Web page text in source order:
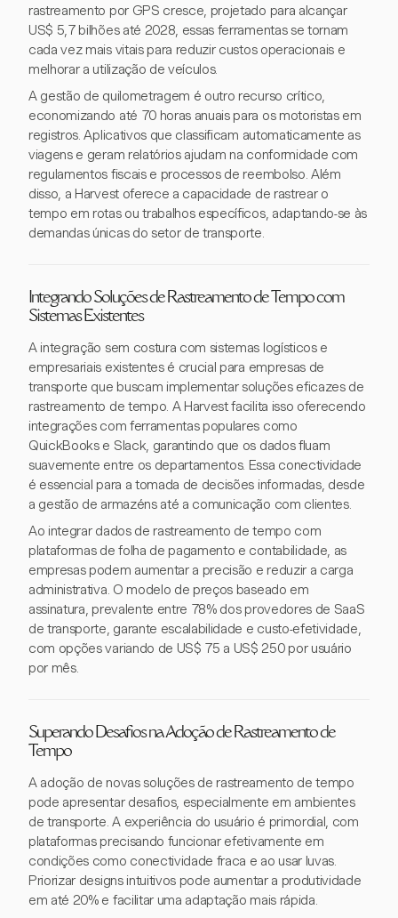
rastreamento por GPS cresce, projetado para alcançar
US$ 5,7 bilhões até 2028, essas ferramentas se tornam
cada vez mais vitais para reduzir custos operacionais e
melhorar a utilização de veículos.
A gestão de quilometragem é outro recurso crítico,
economizando até 70 horas anuais para os motoristas em
registros. Aplicativos que classificam automaticamente as
viagens e geram relatórios ajudam na conformidade com
regulamentos fiscais e processos de reembolso. Além
disso, a Harvest oferece a capacidade de rastrear o
tempo em rotas ou trabalhos específicos, adaptando-se às
demandas únicas do setor de transporte.
Integrando Soluções de Rastreamento de Tempo com
Sistemas Existentes
A integração sem costura com sistemas logísticos e
empresariais existentes é crucial para empresas de
transporte que buscam implementar soluções eficazes de
rastreamento de tempo. A Harvest facilita isso oferecendo
integrações com ferramentas populares como
QuickBooks e Slack, garantindo que os dados fluam
suavemente entre os departamentos. Essa conectividade
é essencial para a tomada de decisões informadas, desde
a gestão de armazéns até a comunicação com clientes.
Ao integrar dados de rastreamento de tempo com
plataformas de folha de pagamento e contabilidade, as
empresas podem aumentar a precisão e reduzir a carga
administrativa. O modelo de preços baseado em
assinatura, prevalente entre 78% dos provedores de SaaS
de transporte, garante escalabilidade e custo-efetividade,
com opções variando de US$ 75 a US$ 250 por usuário
por mês.
Superando Desafios na Adoção de Rastreamento de
Tempo
A adoção de novas soluções de rastreamento de tempo
pode apresentar desafios, especialmente em ambientes
de transporte. A experiência do usuário é primordial, com
plataformas precisando funcionar efetivamente em
condições como conectividade fraca e ao usar luvas.
Priorizar designs intuitivos pode aumentar a produtividade
em até 20% e facilitar uma adaptação mais rápida.